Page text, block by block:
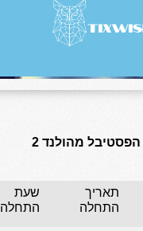
תאריך
התחלה
שעת
התחלה